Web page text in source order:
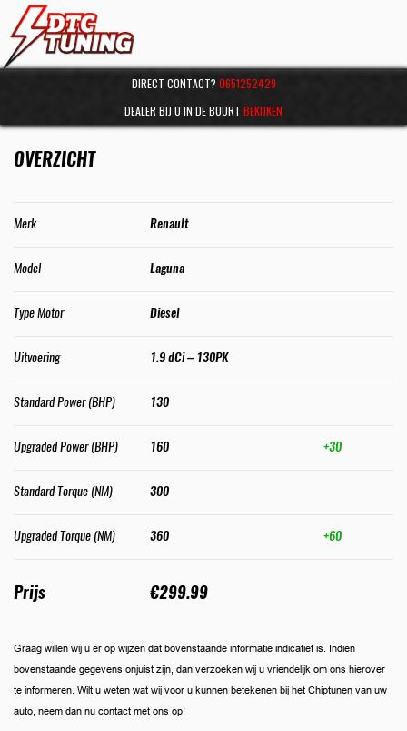
DIRECT CONTACT? 0651252429
DEALER BIJ U IN DE BUURT BEKIJKEN
OVERZICHT
Merk Renault
Model Laguna
Type Motor Diesel
Uitvoering 1.9 dCi – 130PK
Standard Power (BHP) 130
Upgraded Power (BHP) 160 +30
Standard Torque (NM) 300
Upgraded Torque (NM) 360 +60
Prijs €299.99
Graag willen wij u er op wijzen dat bovenstaande informatie indicatief is. Indien
bovenstaande gegevens onjuist zijn, dan verzoeken wij u vriendelijk om ons hierover
te informeren. Wilt u weten wat wij voor u kunnen betekenen bij het Chiptunen van uw
auto, neem dan nu contact met ons op!